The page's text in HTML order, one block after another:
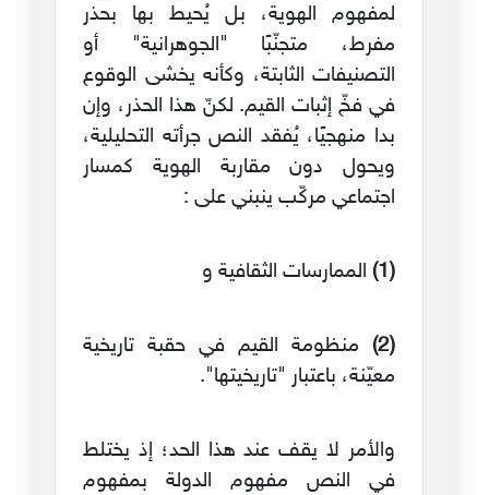
لمفهوم الهوية، بل يُحيط بها بحذر
مفرط، متجنّبًا "الجوهرانية" أو
التصنيفات الثابتة، وكأنه يخشى الوقوع
في فخّ إثبات القيم. لكنّ هذا الحذر، وإن
بدا منهجيًا، يُفقد النص جرأته التحليلية،
ويحول دون مقاربة الهوية كمسار
اجتماعي مركّب ينبني على :
(1) الممارسات الثقافية و
(2)
منظومة القيم في حقبة تاريخية
معيّنة، باعتبار "تاريخيتها".
والأمر لا يقف عند هذا الحد؛ إذ يختلط
في النص مفهوم الدولة بمفهوم